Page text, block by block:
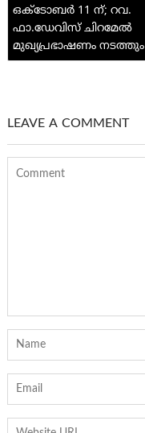
ഒക്ടോബർ 11 ന്; റവ.
ഫാ.ഡേവിസ് ചിറമേൽ
മുഖ്യപ്രഭാഷണം നടത്തും
LEAVE A COMMENT